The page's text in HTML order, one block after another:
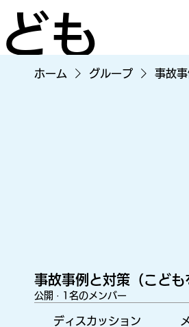
も
ホーム グループ 事故
事故事例と対策（こども
公開 · 1名のメンバー
ディスカッション